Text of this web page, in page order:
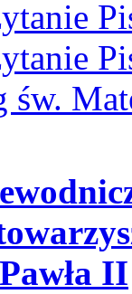
św.
Pawła II